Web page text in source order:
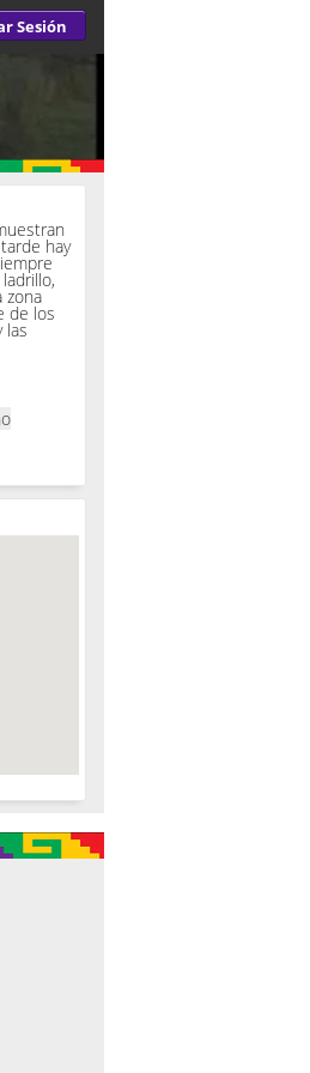
Sesión
hay
zona
de los
las